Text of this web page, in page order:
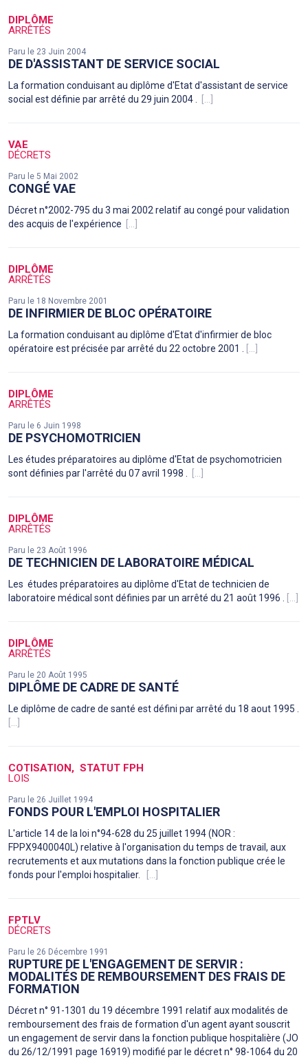
DIPLÔME
ARRÊTÉS
Paru le 23 Juin 2004
DE D'ASSISTANT DE SERVICE SOCIAL
La formation conduisant au diplôme d'Etat d'assistant de service
social est définie par arrêté du 29 juin 2004 .
[...]
VAE
DÉCRETS
Paru le 5 Mai 2002
CONGÉ VAE
Décret n°2002-795 du 3 mai 2002 relatif au congé pour validation
des acquis de l'expérience
[...]
DIPLÔME
ARRÊTÉS
Paru le 18 Novembre 2001
DE INFIRMIER DE BLOC OPÉRATOIRE
La formation conduisant au diplôme d'Etat d'infirmier de bloc
opératoire est précisée par arrêté du 22 octobre 2001 . [...]
DIPLÔME
ARRÊTÉS
Paru le 6 Juin 1998
DE PSYCHOMOTRICIEN
Les études préparatoires au diplôme d'Etat de psychomotricien
sont définies par l'arrêté du 07 avril 1998 .
[...]
DIPLÔME
ARRÊTÉS
Paru le 23 Août 1996
DE TECHNICIEN DE LABORATOIRE MÉDICAL
Les études préparatoires au diplôme d'Etat de technicien de
laboratoire médical sont définies par un arrêté du 21 août 1996 . [...]
DIPLÔME
ARRÊTÉS
Paru le 20 Août 1995
DIPLÔME DE CADRE DE SANTÉ
Le diplôme de cadre de santé est défini par arrêté du 18 aout 1995 .
[...]
COTISATION
STATUT FPH
LOIS
Paru le 26 Juillet 1994
FONDS POUR L'EMPLOI HOSPITALIER
L'article 14 de la loi n°94-628 du 25 juillet 1994 (NOR :
FPPX9400040L) relative à l'organisation du temps de travail, aux
recrutements et aux mutations dans la fonction publique crée le
fonds pour l'emploi hospitalier.
[...]
FPTLV
DÉCRETS
Paru le 26 Décembre 1991
RUPTURE DE L'ENGAGEMENT DE SERVIR :
MODALITÉS DE REMBOURSEMENT DES FRAIS DE
FORMATION
Décret n° 91-1301 du 19 décembre 1991 relatif aux modalités de
remboursement des frais de formation d'un agent ayant souscrit
un engagement de servir dans la fonction publique hospitalière (JO
du 26/12/1991 page 16919) modifié par le décret n° 98-1064 du 20